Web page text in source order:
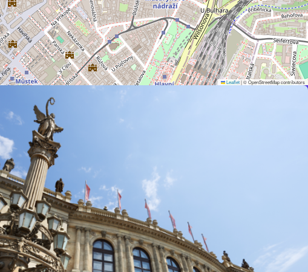
Leaflet|© OpenStreetMap contributors